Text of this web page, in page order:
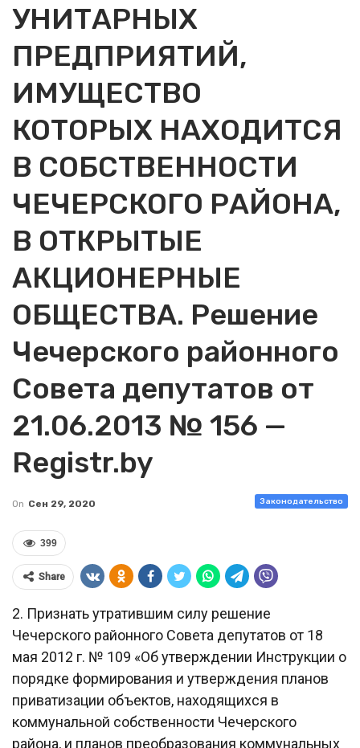
УНИТАРНЫХ
ПРЕДПРИЯТИЙ,
ИМУЩЕСТВО
КОТОРЫХ НАХОДИТСЯ
В СОБСТВЕННОСТИ
ЧЕЧЕРСКОГО РАЙОНА,
В ОТКРЫТЫЕ
АКЦИОНЕРНЫЕ
ОБЩЕСТВА. Решение
Чечерского районного
Совета депутатов от
21.06.2013 № 156 —
Registr.by
Законодательство
On Сен 29, 2020
399
Share
2. Признать утратившим силу решение
Чечерского районного Совета депутатов от 18
мая 2012 г. № 109 «Об утверждении Инструкции о
порядке формирования и утверждения планов
приватизации объектов, находящихся в
коммунальной собственности Чечерского
района, и планов преобразования коммунальных